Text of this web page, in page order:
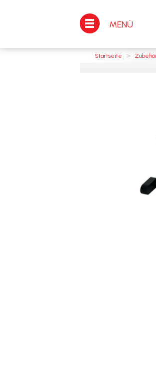
MENÜ
Startseite >